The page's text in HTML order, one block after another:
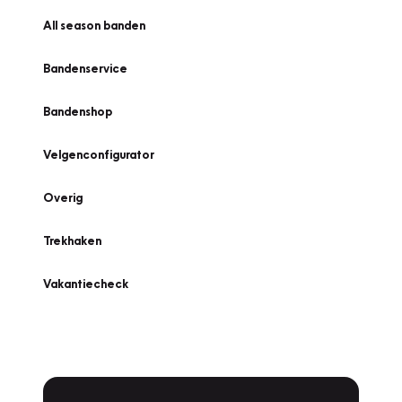
All season banden
Bandenservice
Bandenshop
Velgenconfigurator
Overig
Trekhaken
Vakantiecheck